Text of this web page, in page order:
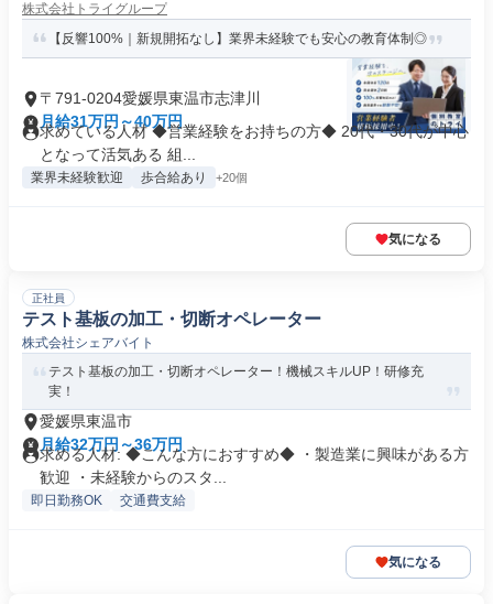
株式会社トライグループ
【反響100%｜新規開拓なし】業界未経験でも安心の教育体制◎
〒791-0204愛媛県東温市志津川
月給31万円～40万円
求めている人材 ◆営業経験をお持ちの方◆ 20代・30代が中心
となって活気ある 組...
業界未経験歓迎 歩合給あり +20個
気になる
正社員
テスト基板の加工・切断オペレーター
株式会社シェアバイト
テスト基板の加工・切断オペレーター！機械スキルUP！研修充
実！
愛媛県東温市
月給32万円～36万円
求める人材: ◆こんな方におすすめ◆ ・製造業に興味がある方
歓迎 ・未経験からのスタ...
即日勤務OK 交通費支給
気になる